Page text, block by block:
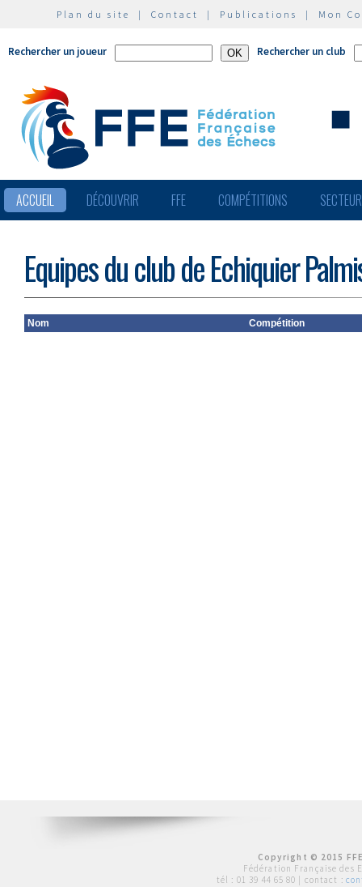
Plan du site | Contact | Publications | Mon
Rechercher un joueur Rechercher un club
ACCUEIL DÉCOUVRIR FFE COMPÉTITIONS
Equipes du club de Echiquier
Nom Compétition
Copyright © 2015
Fédération Française des
tél : 01 39 44 65 80 | contact :